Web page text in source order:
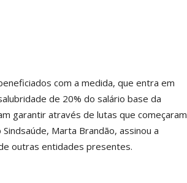
com a medida, que entra em
de 20% do salário base da
garantir através de lutas que começaram
Marta Brandão, assinou a
outras entidades presentes.